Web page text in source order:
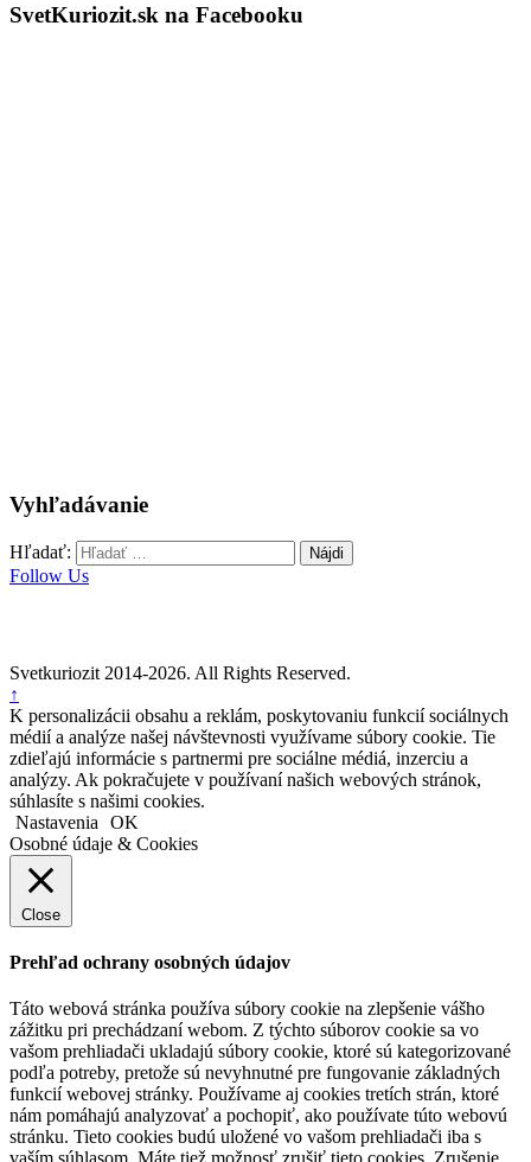
SvetKuriozit.sk na Facebooku
Vyhľadávanie
Hľadať:
Follow Us
Svetkuriozit 2014-2026. All Rights Reserved.
↑
K personalizácii obsahu a reklám, poskytovaniu funkcií sociálnych
médií a analýze našej návštevnosti využívame súbory cookie. Tie
zdieľajú informácie s partnermi pre sociálne médiá, inzerciu a
analýzy. Ak pokračujete v používaní našich webových stránok,
súhlasíte s našimi cookies.
Nastavenia
OK
Osobné údaje & Cookies
Close
Prehľad ochrany osobných údajov
Táto webová stránka používa súbory cookie na zlepšenie vášho
zážitku pri prechádzaní webom. Z týchto súborov cookie sa vo
vašom prehliadači ukladajú súbory cookie, ktoré sú kategorizované
podľa potreby, pretože sú nevyhnutné pre fungovanie základných
funkcií webovej stránky. Používame aj cookies tretích strán, ktoré
nám pomáhajú analyzovať a pochopiť, ako používate túto webovú
stránku. Tieto cookies budú uložené vo vašom prehliadači iba s